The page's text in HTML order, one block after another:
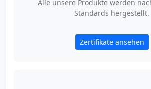
Alle unsere Produkte werden
Standards hergestellt.
Zertifikate ansehen